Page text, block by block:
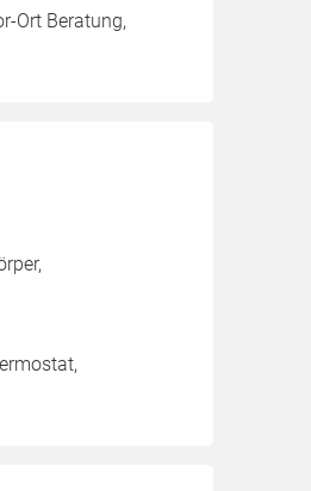
Ort Beratung,